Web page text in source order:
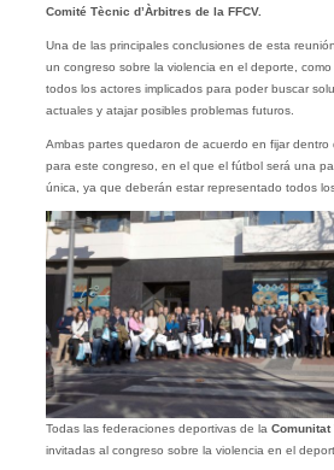
Comité Tècnic d’Àrbitres de la FFCV.
Una de las principales conclusiones de esta
un congreso sobre la violencia en el deporte,
todos los actores implicados para poder buscar
actuales y atajar posibles problemas futuros.
Ambas partes quedaron de acuerdo en fijar
para este congreso, en el que el fútbol será una
única, ya que deberán estar representado todos
Todas las federaciones deportivas de la Comunitat
invitadas al congreso sobre la violencia en el